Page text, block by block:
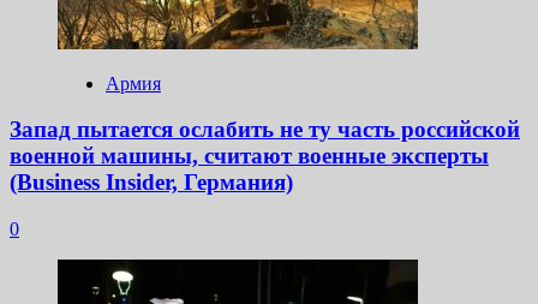
Армия
Запад пытается ослабить не ту часть российской
военной машины, считают военные эксперты
(Business Insider, Германия)
0